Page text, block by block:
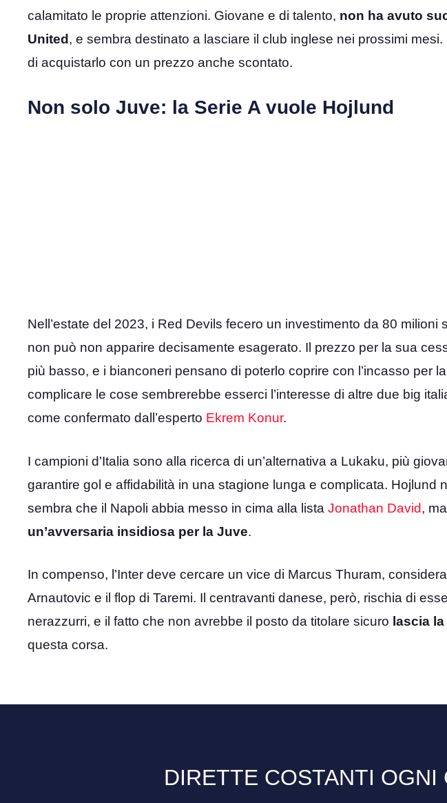
calamitato le proprie attenzioni. Giovane e di talento, non ha avuto
United, e sembra destinato a lasciare il club inglese nei prossimi
di acquistarlo con un prezzo anche scontato.
Non solo Juve: la Serie A vuole Hojlund
Nell’estate del 2023, i Red Devils fecero un investimento da 80 milioni
non può non apparire decisamente esagerato. Il prezzo per la sua
più basso, e i bianconeri pensano di poterlo coprire con l’incasso per
complicare le cose sembrerebbe esserci l’interesse di altre due big
come confermato dall’esperto Ekrem Konur.
I campioni d’Italia sono alla ricerca di un’alternativa a Lukaku, più
garantire gol e affidabilità in una stagione lunga e complicata. Hojlund
sembra che il Napoli abbia messo in cima alla lista Jonathan David,
un’avversaria insidiosa per la Juve.
In compenso, l’Inter deve cercare un vice di Marcus Thuram,
Arnautovic e il flop di Taremi. Il centravanti danese, però, rischia di
nerazzurri, e il fatto che non avrebbe il posto da titolare sicuro lascia
questa corsa.
DIRETTE COSTANTI